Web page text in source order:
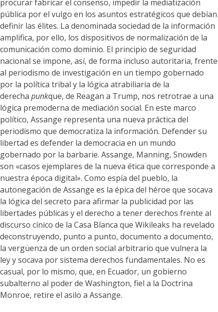
procurar fabricar el consenso, impedir la mediatización
pública por el vulgo en los asuntos estratégicos que debían
definir las élites. La denominada sociedad de la información
amplifica, por ello, los dispositivos de normalización de la
comunicación como dominio. El principio de seguridad
nacional se impone, así, de forma incluso autoritaria, frente
al periodismo de investigación en un tiempo gobernado
por la política tribal y la lógica atrabiliaria de la
derecha punkque, de Reagan a Trump, nos retrotrae a una
lógica premoderna de mediación social. En este marco
político, Assange representa una nueva práctica del
periodismo que democratiza la información. Defender su
libertad es defender la democracia en un mundo
gobernado por la barbarie. Assange, Manning, Snowden
son «casos ejemplares de la nueva ética que corresponde a
nuestra época digital». Como espía del pueblo, la
autonegación de Assange es la épica del héroe que socava
la lógica del secreto para afirmar la publicidad por las
libertades públicas y el derecho a tener derechos frente al
discurso cínico de la Casa Blanca que Wikileaks ha revelado
deconstruyendo, punto a punto, documento a documento,
la vergüenza de un orden social arbitrario que vulnera la
ley y socava por sistema derechos fundamentales. No es
casual, por lo mismo, que, en Ecuador, un gobierno
subalterno al poder de Washington, fiel a la Doctrina
Monroe, retire el asilo a Assange.